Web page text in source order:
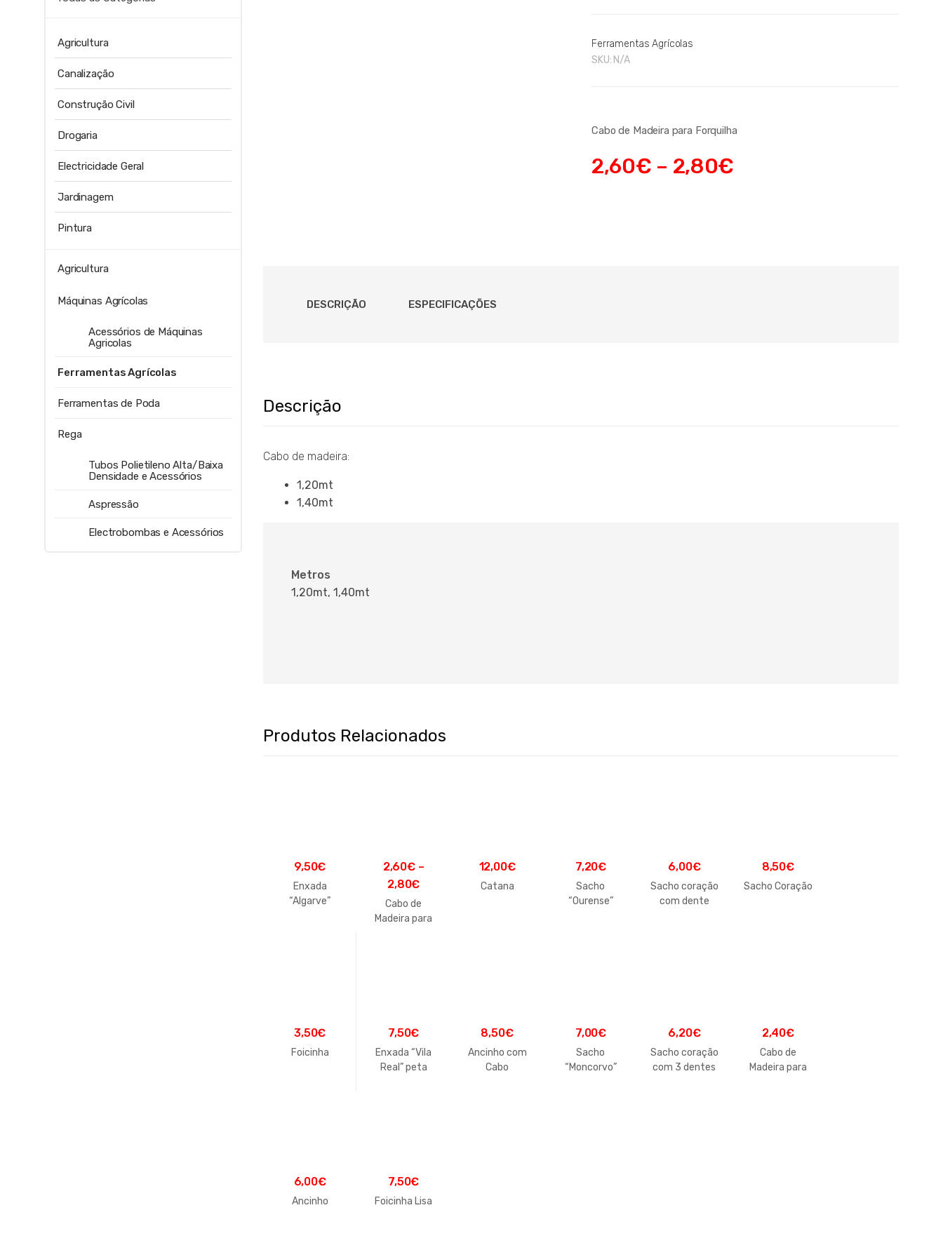
Ferramentas Agrícolas
SKU: N/A
Cabo de Madeira para Forquilha
2,60€ – 2,80€
DESCRIÇÃO ESPECIFICAÇÕES
Descrição
Cabo de madeira:
1,20mt
1,40mt
Metros
1,20mt, 1,40mt
Produtos Relacionados
9,50€
Enxada
“Algarve”
2,60€–
2,80€
Cabo de
Madeira para
12,00€
Catana
7,20€
Sacho
“Ourense”
6,00€
Sacho coração
com dente
8,50€
Sacho Coração
3,50€
Foicinha
7,50€
Enxada “Vila
Real” peta
8,50€
Ancinho com
Cabo
7,00€
Sacho
“Moncorvo”
6,20€
Sacho coração
com 3 dentes
2,40€
Cabo de
Madeira para
6,00€
Ancinho
7,50€
Foicinha Lisa
Agricultura
Canalização
Construção Civil
Drogaria
Electricidade Geral
Jardinagem
Pintura
Agricultura
Máquinas Agrícolas
Acessórios de Máquinas
Agricolas
Ferramentas Agrícolas
Ferramentas de Poda
Rega
Tubos Polietileno Alta/Baixa
Densidade e Acessórios
Aspressão
Electrobombas e Acessórios